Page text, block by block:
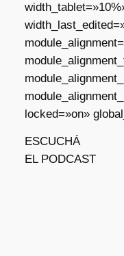
locked=»on»
ESCUCHÁ
EL PODCAST